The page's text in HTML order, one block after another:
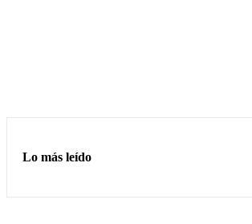
Lo más leído